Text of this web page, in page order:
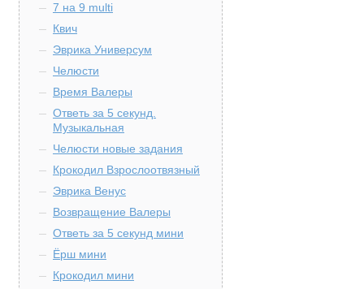
7 на 9 multi
Квич
Эврика Универсум
Челюсти
Время Валеры
Ответь за 5 секунд.
Музыкальная
Челюсти новые задания
Крокодил Взрослоотвязный
Эврика Венус
Возвращение Валеры
Ответь за 5 секунд мини
Ёрш мини
Крокодил мини